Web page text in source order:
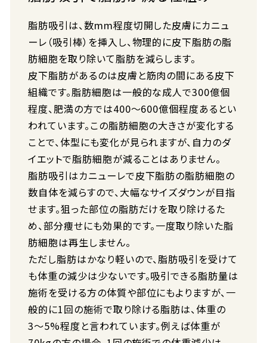
脂肪吸引は、数mm程度切開した皮膚にカニュ
ーレ（吸引棒）を挿入し、物理的に皮下脂肪の脂
肪細胞を取り除いて脂肪を減らします。
皮下脂肪があるのは皮膚と筋肉の間にある皮下
組織です。脂肪細胞は一般的な成人で300億個
程度、肥満の方では400〜600億個程度あるとい
われています。この脂肪細胞の大きさが変化する
ことで、体型にも変化が見られますが、自力のダ
イエットで脂肪細胞が減ることはありません。
脂肪吸引はカニューレで皮下脂肪の脂肪細胞の
数自体を減らすので、大幅なサイズダウンが目指
せます。狙った部位の脂肪だけを取り除けるた
め、部分痩せにも効果的です。一度取り除いた脂
肪細胞は再生しません。
ただし脂肪はかなり軽いので、脂肪吸引を受けて
も体重の減少は少ないです。吸引できる脂肪量は
施術を受ける方の体質や部位にもよりますが、一
般的に1回の施術で取り除ける脂肪は、体重の
3〜5%程度と言われています。例えば体重が